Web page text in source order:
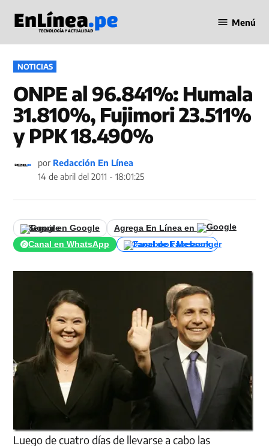
contenido
en Línea
Menú
PUBLICADO
EN
NOTICIAS
ONPE al 96.841%: Humala
31.810%, Fujimori 23.511%
y PPK 18.490%
por Redacción En Línea
14 de abril del 2011 - 18:01:25
Seguir en Google
Agrega En Línea en
Canal en WhatsApp
Canal de Facebook
Luego de cuatro días de llevarse a cabo las